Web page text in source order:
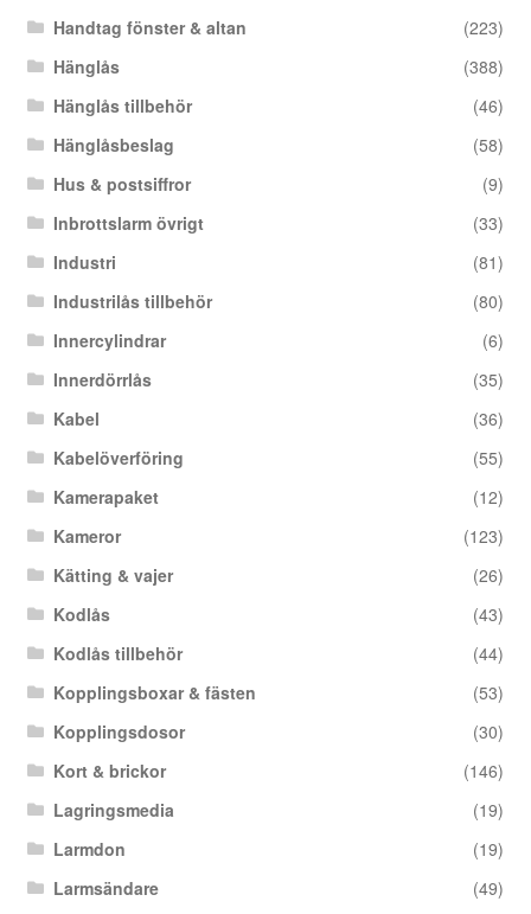
Handtag fönster & altan
(223)
Hänglås
(388)
Hänglås tillbehör
(46)
Hänglåsbeslag
(58)
Hus & postsiffror
(9)
Inbrottslarm övrigt
(33)
Industri
(81)
Industrilås tillbehör
(80)
Innercylindrar
(6)
Innerdörrlås
(35)
Kabel
(36)
Kabelöverföring
(55)
Kamerapaket
(12)
Kameror
(123)
Kätting & vajer
(26)
Kodlås
(43)
Kodlås tillbehör
(44)
Kopplingsboxar & fästen
(53)
Kopplingsdosor
(30)
Kort & brickor
(146)
Lagringsmedia
(19)
Larmdon
(19)
Larmsändare
(49)